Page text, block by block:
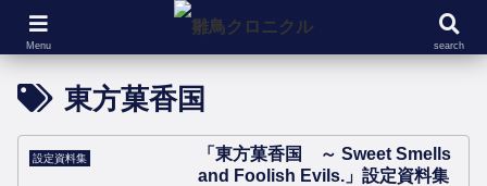
東方菓香国
設定資料集
「東方菓香国 ～ Sweet Smells
and Foolish Evils.」設定資料集
Menu search